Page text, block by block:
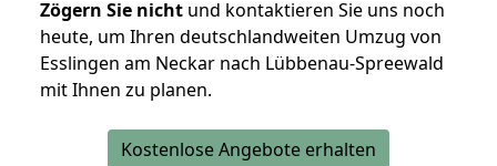
Zögern Sie nicht und kontaktieren Sie uns noch
heute, um Ihren deutschlandweiten Umzug von
Esslingen am Neckar nach Lübbenau-Spreewald
mit Ihnen zu planen.
Kostenlose Angebote erhalten